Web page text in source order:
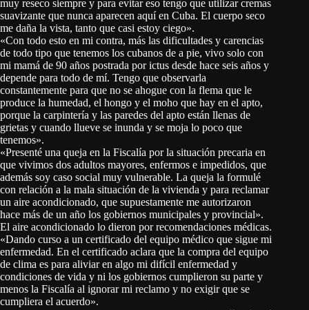
muy reseco siempre y para evitar eso tengo que utilizar cremas
suavizante que nunca aparecen aquí en Cuba. El cuerpo seco
me daña la vista, tanto que casi estoy ciego».
«Con todo esto en mi contra, más las dificultades y carencias
de todo tipo que tenemos los cubanos de a pie, vivo solo con
mi mamá de 90 años postrada por ictus desde hace seis años y
depende para todo de mí. Tengo que observarla
constantemente para que no se ahogue con la flema que le
produce la humedad, el hongo y el moho que hay en el apto,
porque la carpintería y las paredes del apto están llenas de
grietas y cuando llueve se inunda y se moja lo poco que
tenemos».
«Presenté una queja en la Fiscalía por la situación precaria en
que vivimos dos adultos mayores, enfermos e impedidos, que
además soy caso social muy vulnerable. La queja la formulé
con relación a la mala situación de la vivienda y para reclamar
un aire acondicionado, que supuestamente me autorizaron
hace más de un año los gobiernos municipales y provincial».
El aire acondicionado lo dieron por recomendaciones médicas.
«Dando curso a un certificado del equipo médico que sigue mi
enfermedad. En el certificado aclara que la compra del equipo
de clima es para aliviar en algo mi difícil enfermedad y
condiciones de vida y ni los gobiernos cumplieron su parte y
menos la Fiscalía al ignorar mi reclamo y no exigir que se
cumpliera el acuerdo».